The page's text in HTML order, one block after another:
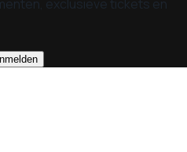
exclusieve tickets en